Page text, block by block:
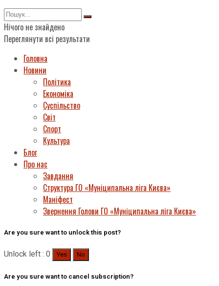
Нічого не знайдено
Переглянути всі результати
Головна
Новини
Політика
Економіка
Суспільство
Світ
Спорт
Культура
Блог
Про нас
Завдання
Структура ГО «Муніципальна ліга Києва»
Маніфест
Звернення Голови ГО «Муніципальна ліга Києва»
Are you sure want to unlock this post?
Unlock left : 0 Yes No
Are you sure want to cancel subscription?